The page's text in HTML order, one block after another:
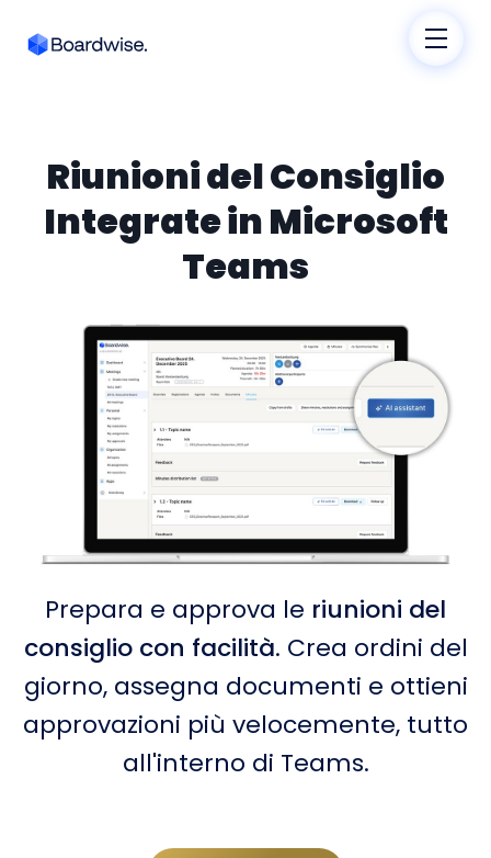
Riunioni del Consiglio
Integrate in Microsoft
Teams
Prepara e approva le riunioni del
consiglio con facilità. Crea ordini del
giorno, assegna documenti e ottieni
approvazioni più velocemente, tutto
all'interno di Teams.